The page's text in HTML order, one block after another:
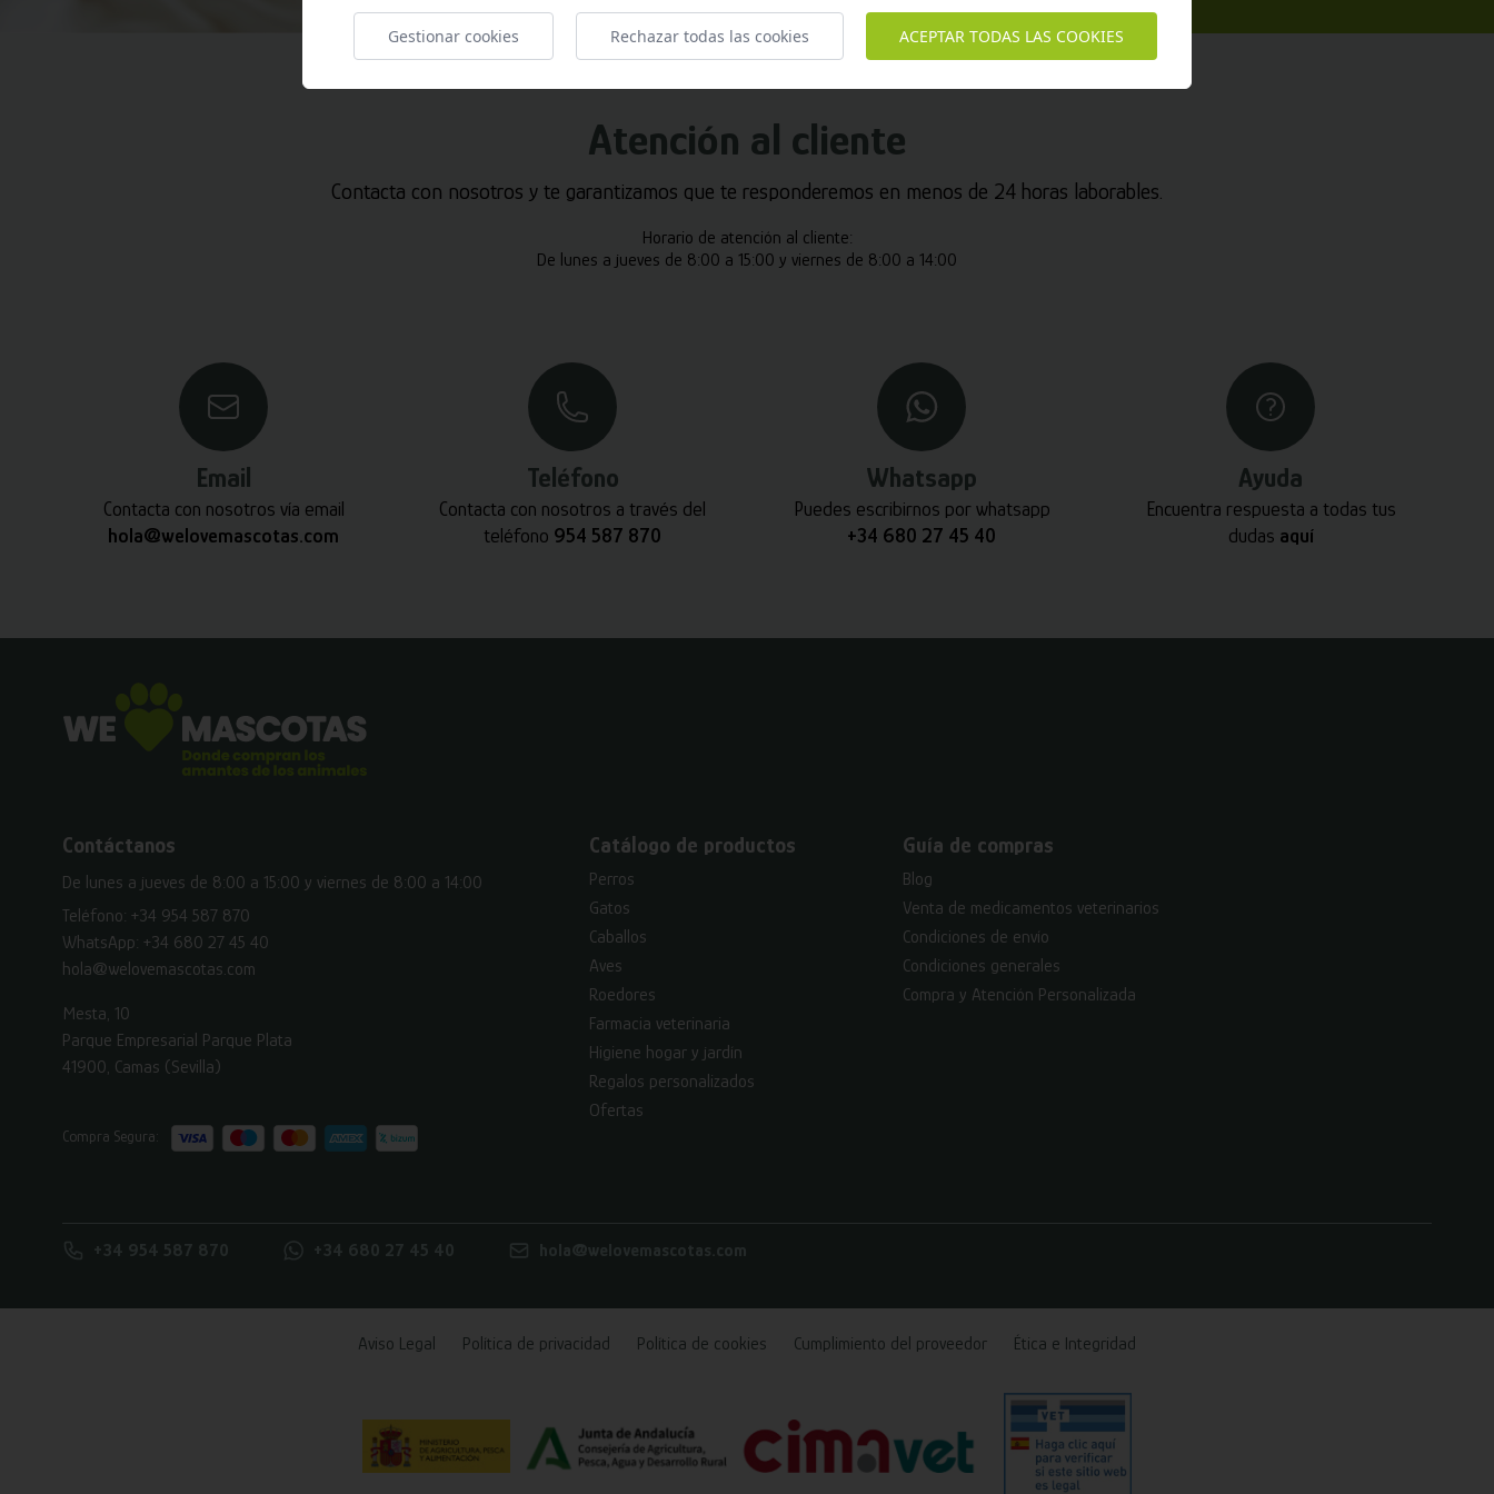
Atención al cliente
Contacta con nosotros y te garantizamos que te responderemos en menos de 24 horas laborables.
Horario de atención al cliente:
De lunes a jueves de 8:00 a 15:00 y viernes de 8:00 a 14:00
Email
Contacta con nosotros vía email
hola@welovemascotas.com
Teléfono
Contacta con nosotros a través del
teléfono 954 587 870
Whatsapp
Puedes escribirnos por whatsapp
+34 680 27 45 40
Ayuda
Encuentra respuesta a todas tus
dudas aquí
Contáctanos
De lunes a jueves de 8:00 a 15:00 y viernes de 8:00 a 14:00
Teléfono: +34 954 587 870
WhatsApp: +34 680 27 45 40
hola@welovemascotas.com
Mesta, 10
Parque Empresarial Parque Plata
41900, Camas (Sevilla)
Compra Segura:
Catálogo de productos
Perros
Gatos
Caballos
Aves
Roedores
Farmacia veterinaria
Higiene hogar y jardín
Regalos personalizados
Ofertas
Guía de compras
Blog
Venta de medicamentos veterinarios
Condiciones de envío
Condiciones generales
Compra y Atención Personalizada
+34 954 587 870 +34 680 27 45 40 hola@welovemascotas.com
Aviso Legal Política de privacidad Política de cookies Cumplimiento del proveedor Ética e Integridad
Gestionar cookies Rechazar todas las cookies ACEPTAR TODAS LAS COOKIES